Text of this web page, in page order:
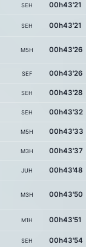
SEH 00h43'21
SEH 00h43'21
M5H 00h43'26
SEF 00h43'26
SEH 00h43'28
SEH 00h43'32
M5H 00h43'33
M3H 00h43'37
JUH 00h43'48
M3H 00h43'50
M1H 00h43'51
SEH 00h43'54